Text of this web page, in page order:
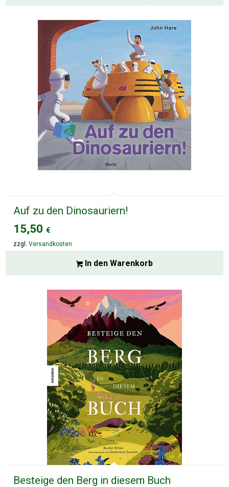
Auf zu den Dinosauriern!
15,50€
zzgl.Versandkosten
In den Warenkorb
Besteige den Berg in diesem Buch